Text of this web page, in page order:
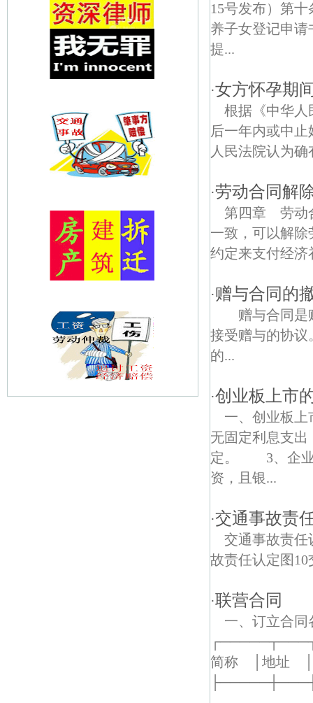
15号发布）第
养子女登记申
提...
·女方怀孕期
根据《中华人
后一年内或中
人民法院认为
·劳动合同解
第四章 劳动
一致，可以解
约定来支付经济
·赠与合同的
赠与合同是
接受赠与的协
的...
·创业板上市
一、创业板
无固定利息支
定。 3、企业
资，且银...
·交通事故责
交通事故责任
故责任认定图
·联营合同
一、订立合
简称 │地